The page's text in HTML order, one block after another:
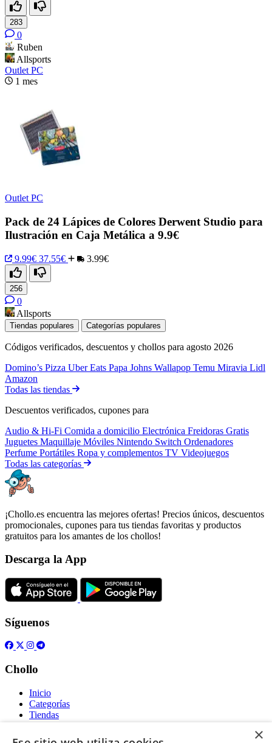
283
0
Ruben
Allsports
Outlet PC
1 mes
Outlet PC
Pack de 24 Lápices de Colores Derwent Studio para
Ilustración en Caja Metálica a 9.9€
9.99€ 37.55€ 3.99€
256
0
Allsports
Tiendas populares Categorías populares
Códigos verificados, descuentos y chollos para agosto 2026
Domino’s Pizza Uber Eats Papa Johns Wallapop Temu Miravia Lidl
Amazon
Todas las tiendas
Descuentos verificados, cupones para
Audio & Hi-Fi Comida a domicilio Electrónica Freidoras Gratis
Juguetes Maquillaje Móviles Nintendo Switch Ordenadores
Perfume Portátiles Ropa y complementos TV Videojuegos
Todas las categorías
¡Chollo.es encuentra las mejores ofertas! Precios únicos, descuentos
promocionales, cupones para tus tiendas favoritas y productos
gratuitos para los amantes de los chollos!
Descarga la App
Síguenos
Chollo
Inicio
Categorías
Tiendas
Gratis
×